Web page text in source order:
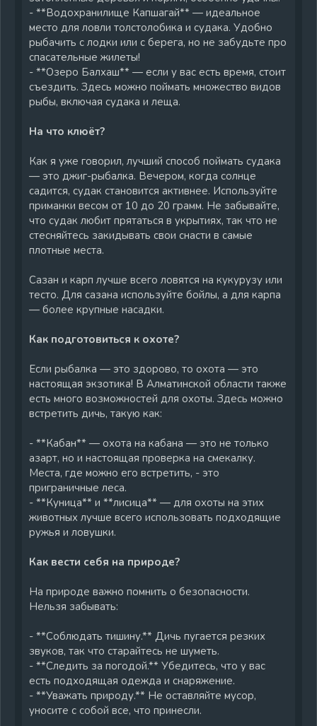
- **Водохранилище Капшагай** — идеальное
место для ловли толстолобика и судака. Удобно
рыбачить с лодки или с берега, но не забудьте про
спасательные жилеты!
- **Озеро Балхаш** — если у вас есть время, стоит
съездить. Здесь можно поймать множество видов
рыбы, включая судака и леща.
На что клюёт?
Как я уже говорил, лучший способ поймать судака
— это джиг-рыбалка. Вечером, когда солнце
садится, судак становится активнее. Используйте
приманки весом от 10 до 20 грамм. Не забывайте,
что судак любит прятаться в укрытиях, так что не
стесняйтесь закидывать свои снасти в самые
плотные места.
Сазан и карп лучше всего ловятся на кукурузу или
тесто. Для сазана используйте бойлы, а для карпа
— более крупные насадки.
Как подготовиться к охоте?
Если рыбалка — это здорово, то охота — это
настоящая экзотика! В Алматинской области также
есть много возможностей для охоты. Здесь можно
встретить дичь, такую как:
- **Кабан** — охота на кабана — это не только
азарт, но и настоящая проверка на смекалку.
Места, где можно его встретить, - это
приграничные леса.
- **Куница** и **лисица** — для охоты на этих
животных лучше всего использовать подходящие
ружья и ловушки.
Как вести себя на природе?
На природе важно помнить о безопасности.
Нельзя забывать:
- **Соблюдать тишину.** Дичь пугается резких
звуков, так что старайтесь не шуметь.
- **Следить за погодой.** Убедитесь, что у вас
есть подходящая одежда и снаряжение.
- **Уважать природу.** Не оставляйте мусор,
уносите с собой все, что принесли.